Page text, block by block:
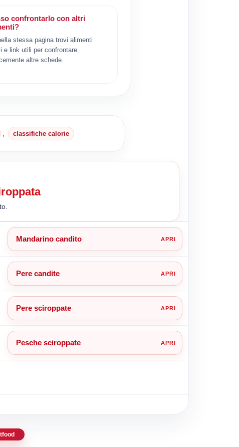
confrontarlo con altri
stessa pagina trovi alimenti
e link utili per confrontare
altre schede.
classifiche calorie
Mandarino candito
Pere candite
Pere sciroppate
Pesche sciroppate